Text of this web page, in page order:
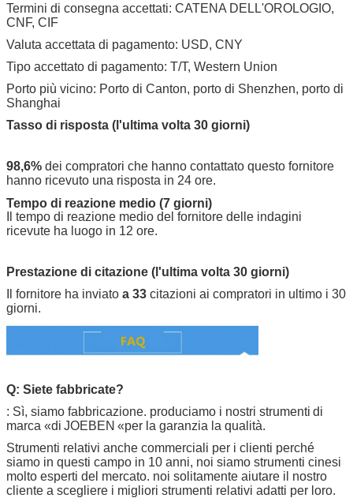
Termini di consegna accettati: CATENA DELL'OROLOGIO,
CNF, CIF
Valuta accettata di pagamento: USD, CNY
Tipo accettato di pagamento: T/T, Western Union
Porto più vicino: Porto di Canton, porto di Shenzhen, porto di
Shanghai
Tasso di risposta (l'ultima volta 30 giorni)
98,6% dei compratori che hanno contattato questo fornitore
hanno ricevuto una risposta in 24 ore.
Tempo di reazione medio (7 giorni)
Il tempo di reazione medio del fornitore delle indagini
ricevute ha luogo in 12 ore.
Prestazione di citazione (l'ultima volta 30 giorni)
Il fornitore ha inviato a 33 citazioni ai compratori in ultimo i 30
giorni.
Q: Siete fabbricate?
: Sì, siamo fabbricazione. produciamo i nostri strumenti di
marca «di JOEBEN «per la garanzia la qualità.
Strumenti relativi anche commerciali per i clienti perché
siamo in questi campo in 10 anni, noi siamo strumenti cinesi
molto esperti del mercato. noi solitamente aiutare il nostro
cliente a scegliere i migliori strumenti relativi adatti per loro.